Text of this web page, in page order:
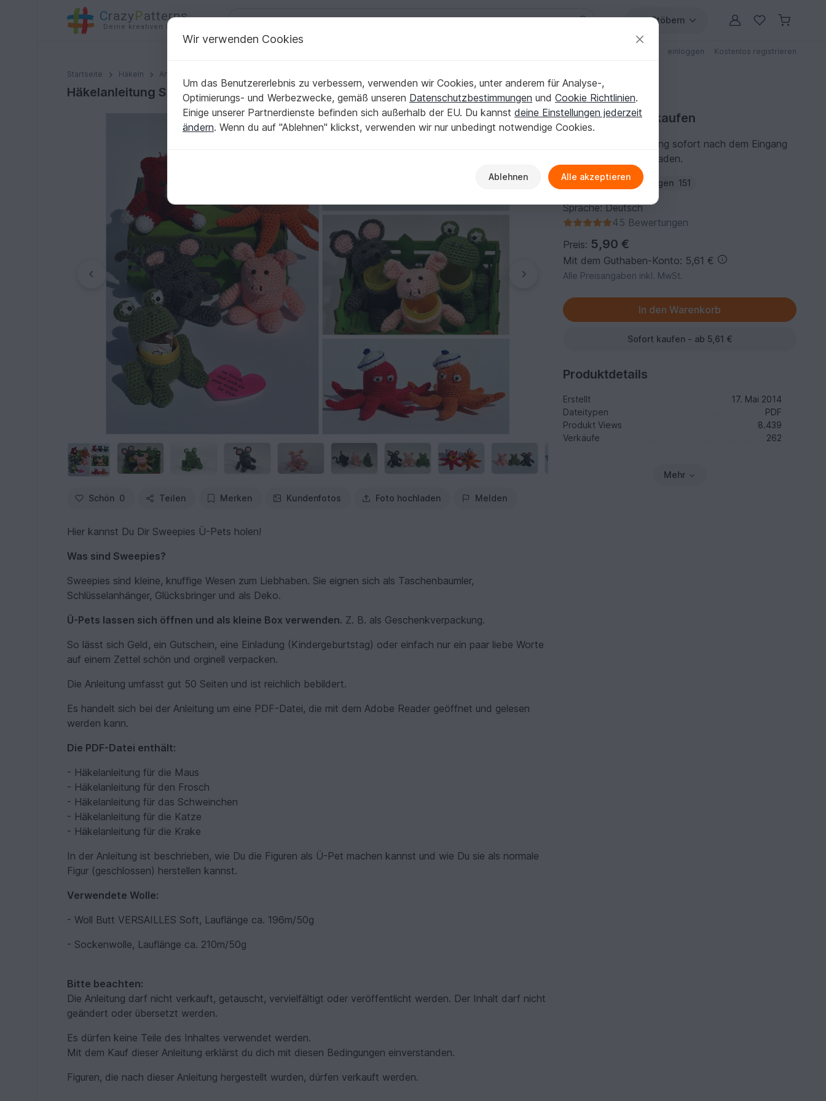
CrazyPatterns
Deine kreativen Ideen
Stöbern
einloggen Kostenlos registrieren
Startseite Häkeln Amigurumi
Häkelanleitung Sweepies Ü-Pet-Set Nr. 2
Häkelanleitung Sweepies Ü-Pet-Set Nr. 2
Schön 0 Teilen Merken Kundenfotos Foto hochladen Melden
Hier kannst Du Dir Sweepies Ü-Pets holen!
Was sind Sweepies?
Sweepies sind kleine, knuffige Wesen zum Liebhaben. Sie eignen sich als Taschenbaumler,
Schlüsselanhänger, Glücksbringer und als Deko.
Ü-Pets lassen sich öffnen und als kleine Box verwenden. Z. B. als Geschenkverpackung.
So lässt sich Geld, ein Gutschein, eine Einladung (Kindergeburtstag) oder einfach nur ein paar liebe Worte
auf einem Zettel schön und orginell verpacken.
Die Anleitung umfasst gut 50 Seiten und ist reichlich bebildert.
Es handelt sich bei der Anleitung um eine PDF-Datei, die mit dem Adobe Reader geöffnet und gelesen
werden kann.
Die PDF-Datei enthält:
- Häkelanleitung für die Maus
- Häkelanleitung für den Frosch
- Häkelanleitung für das Schweinchen
- Häkelanleitung für die Katze
- Häkelanleitung für die Krake
In der Anleitung ist beschrieben, wie Du die Figuren als Ü-Pet machen kannst und wie Du sie als normale
Figur (geschlossen) herstellen kannst.
Verwendete Wolle:
- Woll Butt VERSAILLES Soft, Lauflänge ca. 196m/50g
- Sockenwolle, Lauflänge ca. 210m/50g
Bitte beachten:
Die Anleitung darf nicht verkauft, getauscht, vervielfältigt oder veröffentlicht werden. Der Inhalt darf nicht
geändert oder übersetzt werden.
Es dürfen keine Teile des Inhaltes verwendet werden.
Mit dem Kauf dieser Anleitung erklärst du dich mit diesen Bedingungen einverstanden.
Figuren, die nach dieser Anleitung hergestellt wurden, dürfen verkauft werden.
Häkelanleitung kaufen
Du kannst die Anleitung sofort nach dem Eingang
der Zahlung herunterladen.
Autor: Sweepies Folgen 151
Sprache: Deutsch
45 Bewertungen
Preis: 5,90 €
Mit dem Guthaben-Konto: 5,61 €
Alle Preisangaben inkl. MwSt.
Sofort kaufen - ab 5,61 €
Produktdetails
Erstellt
17. Mai 2014
Dateitypen
PDF
Produkt Views
8.439
Verkäufe
262
Mehr
Wir verwenden Cookies
Um das Benutzererlebnis zu verbessern, verwenden wir Cookies, unter anderem für Analyse-,
Optimierungs- und Werbezwecke, gemäß unseren Datenschutzbestimmungen und Cookie Richtlinien.
Einige unserer Partnerdienste befinden sich außerhalb der EU. Du kannst deine Einstellungen jederzeit
ändern. Wenn du auf "Ablehnen" klickst, verwenden wir nur unbedingt notwendige Cookies.
Ablehnen Alle akzeptieren